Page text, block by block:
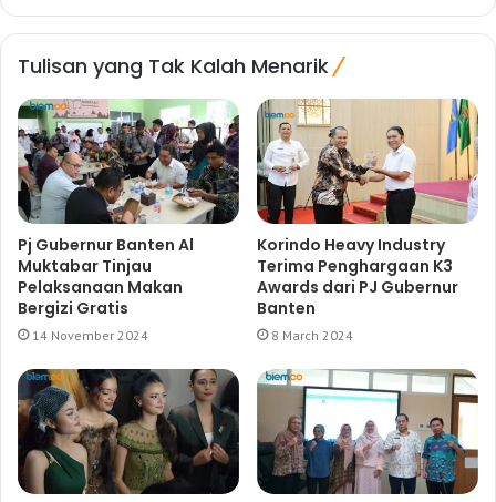
Tulisan yang Tak Kalah Menarik
Pj Gubernur Banten Al
Muktabar Tinjau
Pelaksanaan Makan
Bergizi Gratis
14 November 2024
Korindo Heavy Industry
Terima Penghargaan K3
Awards dari PJ Gubernur
Banten
8 March 2024